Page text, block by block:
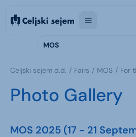
MOS
Celjski sejem d.d. Fairs MOS For
Photo Gallery
MOS 2025 (17 - 21